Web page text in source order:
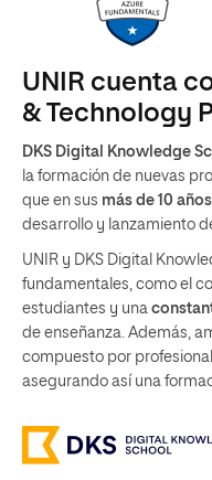
UNIR cuenta
& Technology
DKS Digital Knowledge
la formación de nuevas
que en sus más de 10
desarrollo y lanzamiento
UNIR y DKS Digital
fundamentales, como el
estudiantes y una
de enseñanza. Además,
compuesto por
asegurando así una